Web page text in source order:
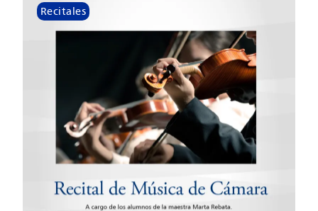
Recitales